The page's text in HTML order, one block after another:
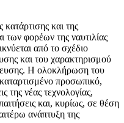
και της
φορέων της ναυτιλίας
από το σχέδιο
και του χαρακτηρισμού
Η ολοκλήρωση του
προσωπικό,
της νέας τεχνολογίας,
και, κυρίως, σε θέση
ανάπτυξη της